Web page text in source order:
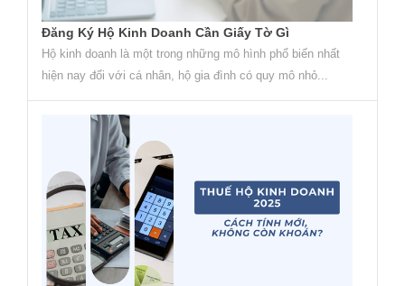
Đăng Ký Hộ Kinh Doanh Cần Giấy Tờ Gì
Hộ kinh doanh là một trong những mô hình phổ biến nhất
hiện nay đối với cá nhân, hộ gia đình có quy mô nhỏ...